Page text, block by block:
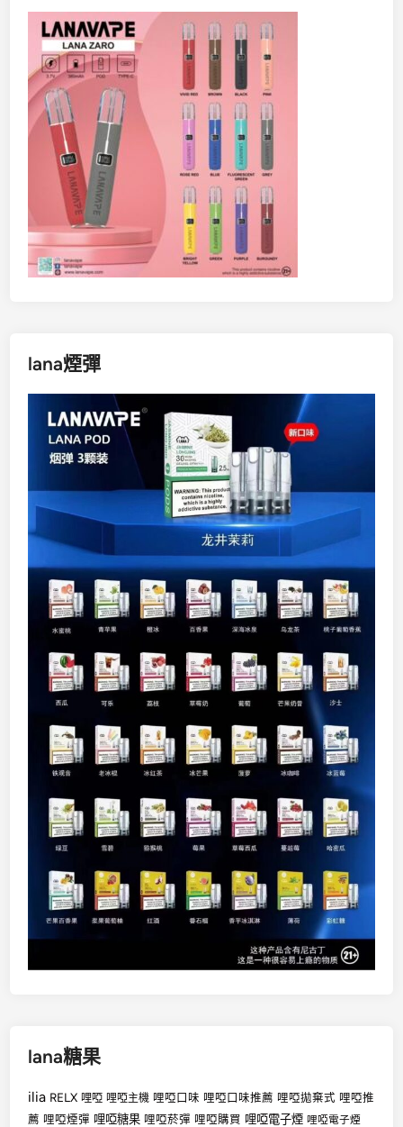
lana煙彈
lana糖果
ilia RELX 哩啞 哩啞主機 哩啞口味 哩啞口味推薦 哩啞拋棄式 哩啞推
薦 哩啞煙彈 哩啞糖果 哩啞菸彈 哩啞購買 哩啞電子煙 哩啞電子煙